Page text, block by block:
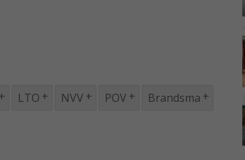
LTO NVV POV Brandsma